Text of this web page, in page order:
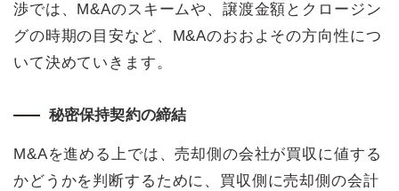
渉では、M&Aのスキームや、譲渡金額とクロージン
グの時期の目安など、M&Aのおおよその方向性につ
いて決めていきます。
秘密保持契約の締結
M&Aを進める上では、売却側の会社が買収に値する
かどうかを判断するために、買収側に売却側の会計